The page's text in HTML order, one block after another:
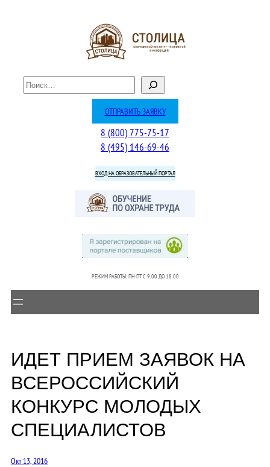
П
о
ОТПРАВИТЬ ЗАЯВКУ
8 (800) 775-75-17
8 (495) 146-69-46
ВХОД НА ОБРАЗОВАТЕЛЬНЫЙ ПОРТАЛ
РЕЖИМ РАБОТЫ: ПН-ПТ C 9.00 ДО 18.00
ИДЕТ ПРИЕМ ЗАЯВОК НА
ВСЕРОССИЙСКИЙ
КОНКУРС МОЛОДЫХ
СПЕЦИАЛИСТОВ
Окт 13, 2016